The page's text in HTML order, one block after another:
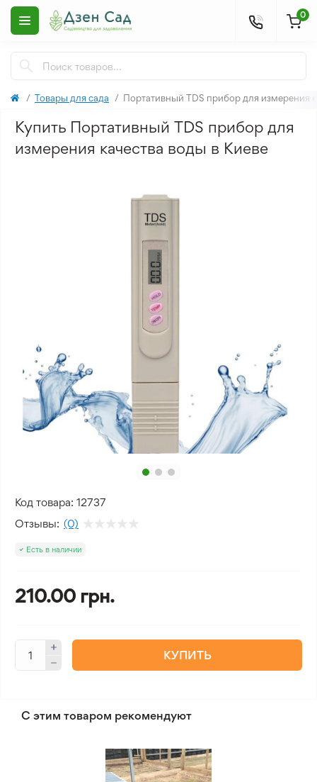
0
Товары для сада Портативный TDS прибор для измерения
Купить Портативный TDS прибор для
измерения качества воды в Киеве
Код товара: 12737
Отзывы: (0)
Есть в наличии
210.00 грн.
КУПИТЬ
С этим товаром рекомендуют